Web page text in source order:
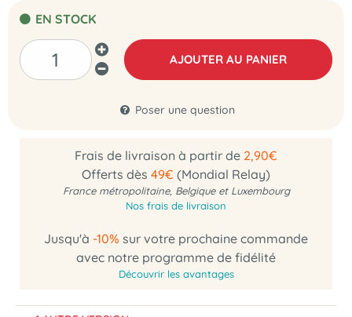
EN STOCK
AJOUTER AU PANIER
Poser une question
Frais de livraison à partir de 2,90€
Offerts dès 49€ (Mondial Relay)
France métropolitaine, Belgique et Luxembourg
Nos frais de livraison
Jusqu'à -10% sur votre prochaine commande
avec notre programme de fidélité
Découvrir les avantages